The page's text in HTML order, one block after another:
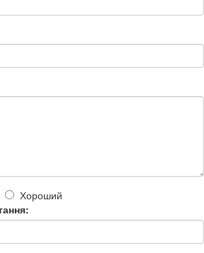
Хороший